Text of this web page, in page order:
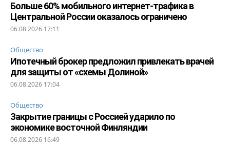
Больше 60% мобильного интернет-трафика в
Центральной России оказалось ограничено
06.08.2026 17:11
Общество
Ипотечный брокер предложил привлекать врачей
для защиты от «схемы Долиной»
06.08.2026 17:04
Общество
Закрытие границы с Россией ударило по
экономике восточной Финляндии
06.08.2026 16:49